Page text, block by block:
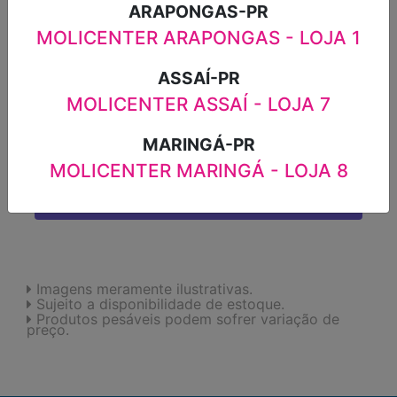
Máximo 10000 gramas por cliente
- +
ADICIONAR
Imagens meramente ilustrativas.
Sujeito a disponibilidade de estoque.
Produtos pesáveis podem sofrer variação de
preço.
ARAPONGAS-PR
MOLICENTER ARAPONGAS - LOJA 1
ASSAÍ-PR
MOLICENTER ASSAÍ - LOJA 7
MARINGÁ-PR
MOLICENTER MARINGÁ - LOJA 8